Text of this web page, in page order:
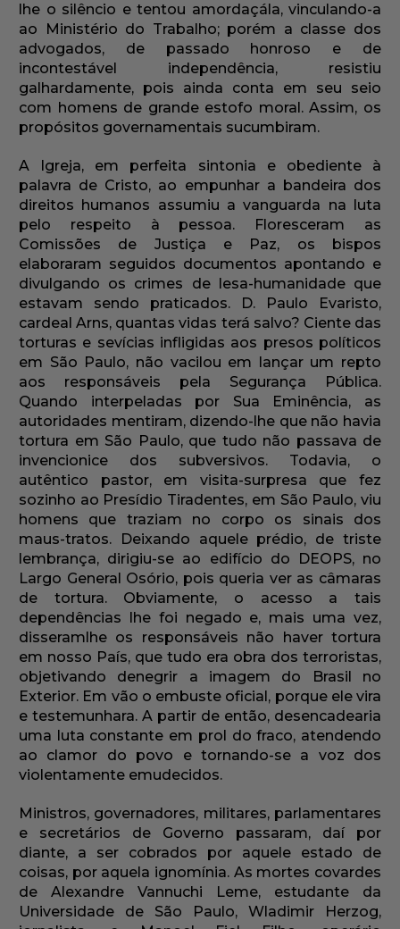
lhe o silêncio e tentou amordaçála, vinculando-a
ao Ministério do Trabalho; porém a classe dos
advogados, de passado honroso e de
incontestável independência, resistiu
galhardamente, pois ainda conta em seu seio
com homens de grande estofo moral. Assim, os
propósitos governamentais sucumbiram.
A Igreja, em perfeita sintonia e obediente à
palavra de Cristo, ao empunhar a bandeira dos
direitos humanos assumiu a vanguarda na luta
pelo respeito à pessoa. Floresceram as
Comissões de Justiça e Paz, os bispos
elaboraram seguidos documentos apontando e
divulgando os crimes de lesa-humanidade que
estavam sendo praticados. D. Paulo Evaristo,
cardeal Arns, quantas vidas terá salvo? Ciente das
torturas e sevícias infligidas aos presos políticos
em São Paulo, não vacilou em lançar um repto
aos responsáveis pela Segurança Pública.
Quando interpeladas por Sua Eminência, as
autoridades mentiram, dizendo-lhe que não havia
tortura em São Paulo, que tudo não passava de
invencionice dos subversivos. Todavia, o
autêntico pastor, em visita-surpresa que fez
sozinho ao Presídio Tiradentes, em São Paulo, viu
homens que traziam no corpo os sinais dos
maus-tratos. Deixando aquele prédio, de triste
lembrança, dirigiu-se ao edifício do DEOPS, no
Largo General Osório, pois queria ver as câmaras
de tortura. Obviamente, o acesso a tais
dependências lhe foi negado e, mais uma vez,
disseramlhe os responsáveis não haver tortura
em nosso País, que tudo era obra dos terroristas,
objetivando denegrir a imagem do Brasil no
Exterior. Em vão o embuste oficial, porque ele vira
e testemunhara. A partir de então, desencadearia
uma luta constante em prol do fraco, atendendo
ao clamor do povo e tornando-se a voz dos
violentamente emudecidos.
Ministros, governadores, militares, parlamentares
e secretários de Governo passaram, daí por
diante, a ser cobrados por aquele estado de
coisas, por aquela ignomínia. As mortes covardes
de Alexandre Vannuchi Leme, estudante da
Universidade de São Paulo, Wladimir Herzog,